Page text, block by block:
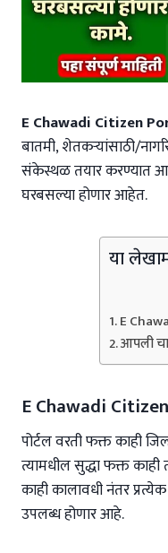
E Chawadi Citizen
बातमी, शेतकऱ्यांसाठी/
संकेस्थळ तयार करण्यात
घरबसल्या होणार आहेत.
या
E
आपली
E Chawadi
पोर्टल वरती फक्त काही
त्यामधील सुद्धा फक्त
काही कालावधी नंतर
उपलब्ध होणार आहे.